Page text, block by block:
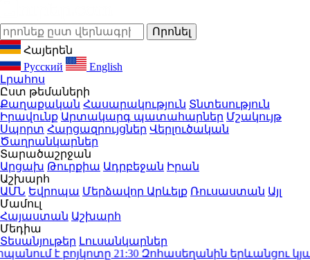
Հայերեն
Русский
English
Լրահոս
Ըստ թեմաների
Քաղաքական Հասարակություն Տնտեսություն
Իրավունք Արտակարգ պատահարներ Մշակույթ
Սպորտ Հարցազրույցներ Վերլուծական
Ծաղրանկարներ
Տարածաշրջան
Արցախ Թուրքիա Ադրբեջան Իրան
Աշխարհ
ԱՄՆ Եվրոպա Մերձավոր Արևելք Ռուսաստան Այլ
Մամուլ
Հայաստան Աշխարհ
Մեդիա
Տեսանյութեր Լուսանկարներ
է բոյկոտը21:30Զոհասեղանին երևանցու